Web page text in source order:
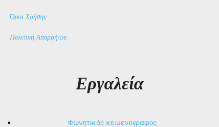
Όροι Χρήσης
Πολιτική Απορρήτου
Εργαλεία
Φωνητικός κειμενογράφος